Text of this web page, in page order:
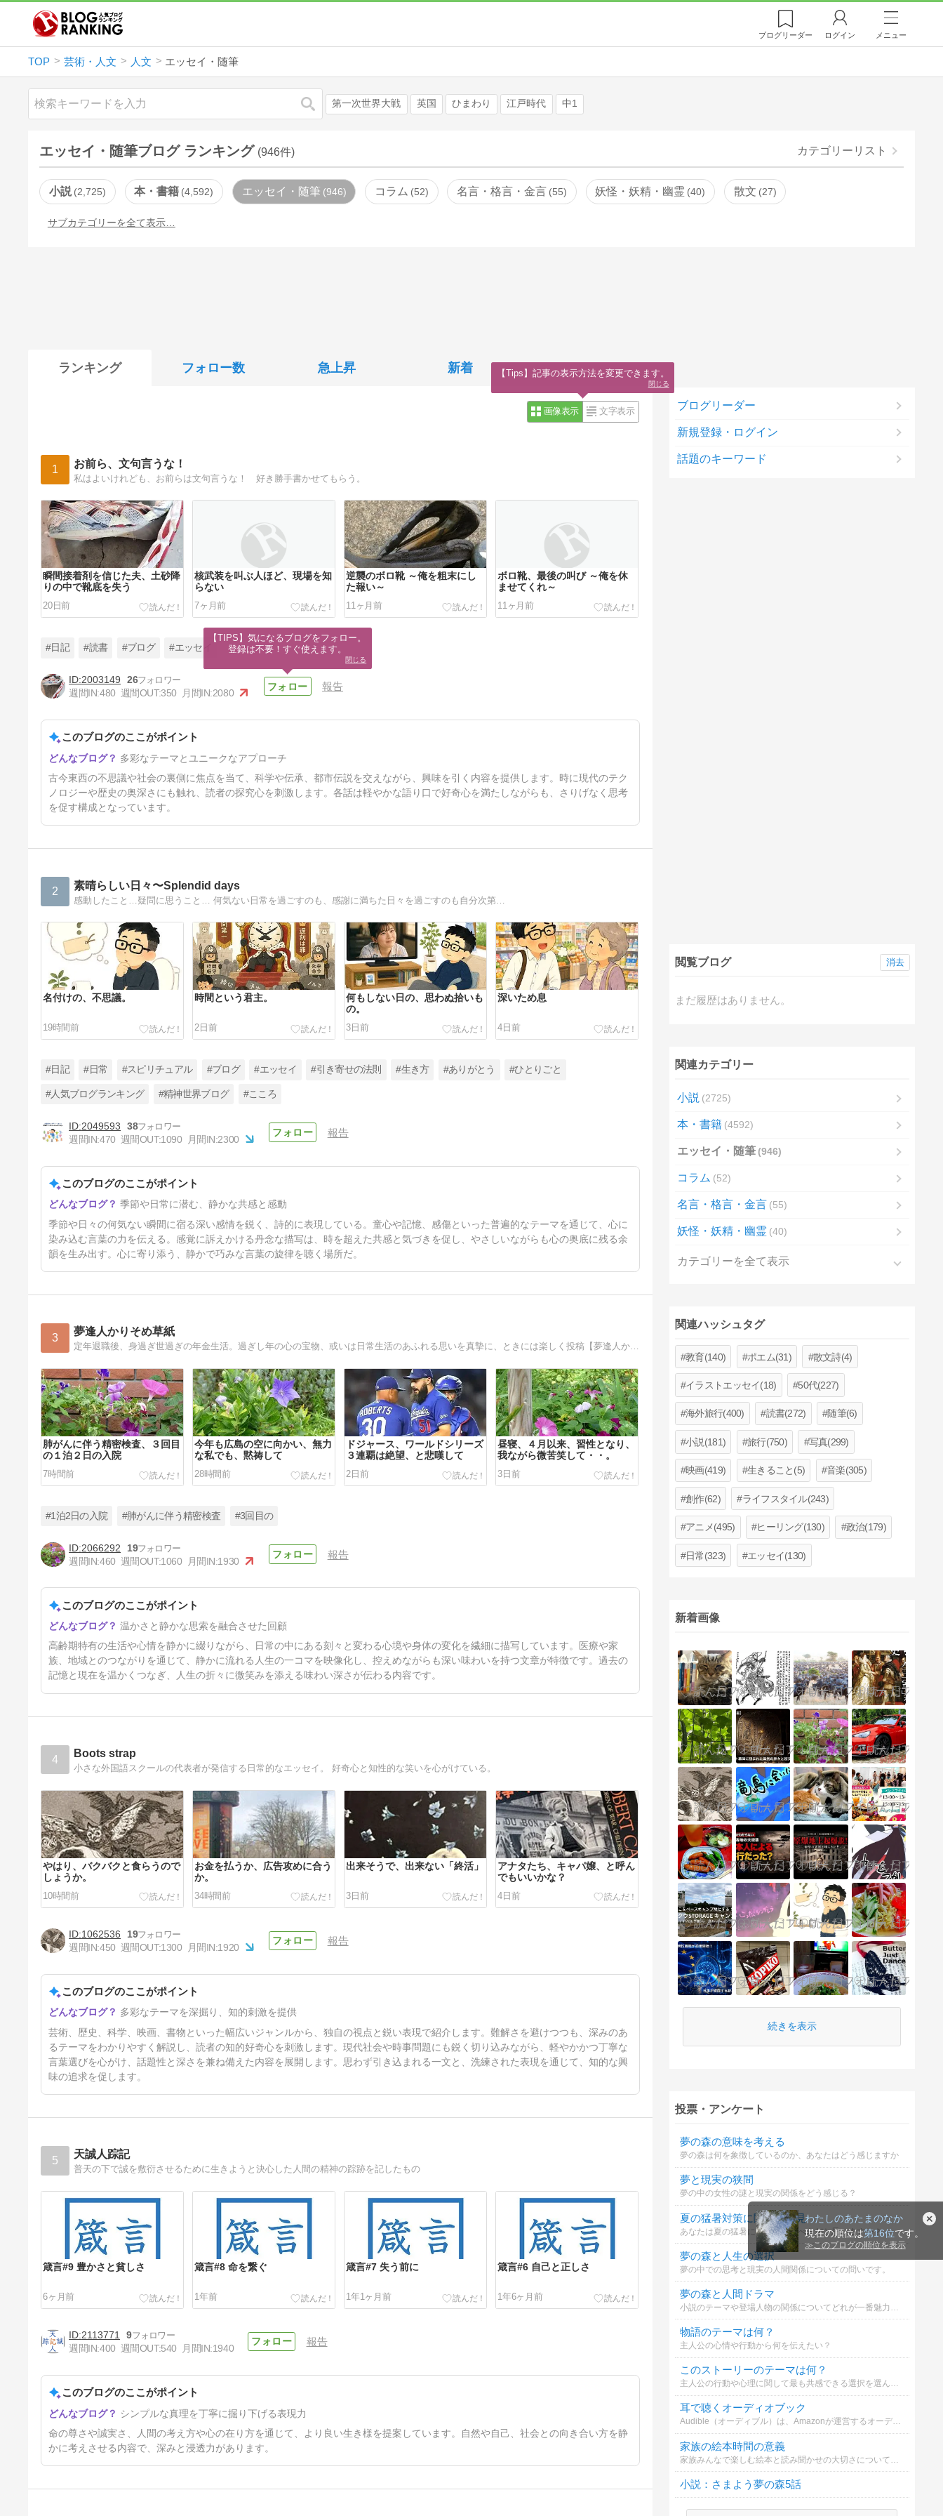
わたしのあたまのなか
現在の順位は第16位です。
≫ このブログの順位を表示
ブログリーダー ログイン メニュー
TOP 芸術・人文 人文 エッセイ・随筆
検索 第一次世界大戦 英国 ひまわり 江戸時代 中1
エッセイ・随筆ブログ ランキング (946件) カテゴリーリスト
小説 2,725 本・書籍 4,592 エッセイ・随筆 946 コラム 52 名言・格言・金言 55 妖怪・妖精・幽霊 40 散文 27
サブカテゴリーを全て表示…
ランキング フォロー数 急上昇 新着
画像表示 文字表示
1 お前ら、文句言うな！
私はよいけれども、お前らは文句言うな！ 好き勝手書かせてもらう。
瞬間接着剤を信じた夫、土砂降
りの中で靴底を失う
20日前
核武装を叫ぶ人ほど、現場を知
らない
7ヶ月前
逆襲のボロ靴 ～俺を粗末にし
た報い～
11ヶ月前
ボロ靴、最後の叫び ～俺を休
ませてくれ～
11ヶ月前
～ボロ靴のベロ～ン地獄編～
11ヶ月前
#日記 #読書 #ブログ #エッセイ
2003149
26
週間IN:480 週間OUT:350 月間IN:2080
報告
このブログのここがポイント
多彩なテーマとユニークなアプローチ
古今東西の不思議や社会の裏側に焦点を当て、科学や伝承、都市伝説を交えながら、興味を引く内容を提供します。時に現代のテク
ノロジーや歴史の奥深さにも触れ、読者の探究心を刺激します。各話は軽やかな語り口で好奇心を満たしながらも、さりげなく思考
を促す構成となっています。
2 素晴らしい日々〜Splendid days
感動したこと…疑問に思うこと… 何気ない日常を過ごすのも、感謝に満ちた日々を過ごすのも自分次第…
名付けの、不思議。
19時間前
時間という君主。
2日前
何もしない日の、思わぬ拾いも
の。
3日前
深いため息
4日前
蝉の声と頭の中の声
#日記 #日常 #スピリチュアル #ブログ #エッセイ #引き寄せの法則 #生き方 #ありがとう #ひとりごと
#人気ブログランキング #精神世界ブログ #こころ
2049593
38
週間IN:470 週間OUT:1090 月間IN:2300
報告
このブログのここがポイント
季節や日常に潜む、静かな共感と感動
季節や日々の何気ない瞬間に宿る深い感情を鋭く、詩的に表現している。童心や記憶、感傷といった普遍的なテーマを通じて、心に
染み込む言葉の力を伝える。感覚に訴えかける丹念な描写は、時を超えた共感と気づきを促し、やさしいながらも心の奥底に残る余
韻を生み出す。心に寄り添う、静かで巧みな言葉の旋律を聴く場所だ。
3 夢逢人かりそめ草紙
定年退職後、身過ぎ世過ぎの年金生活。過ぎし年の心の宝物、或いは日常生活のあふれる思いを真摯に、ときには楽しく投稿【夢逢人かりそめ草紙 】
肺がんに伴う精密検査、３回目
の１泊２日の入院
7時間前
今年も広島の空に向かい、無力
な私でも、黙祷して
28時間前
ドジャース、ワールドシリーズ
３連覇は絶望、と悲嘆して
2日前
昼寝、４月以来、習性となり、
我ながら微苦笑して・・。
3日前
０万人時代」、私は学び、溜息
を重ねて
4日前
#1泊2日の入院 #肺がんに伴う精密検査 #3回目の
2066292
19
週間IN:460 週間OUT:1060 月間IN:1930
報告
このブログのここがポイント
温かさと静かな思索を融合させた回顧
高齢期特有の生活や心情を静かに綴りながら、日常の中にある刻々と変わる心境や身体の変化を繊細に描写しています。医療や家
族、地域とのつながりを通じて、静かに流れる人生の一コマを映像化し、控えめながらも深い味わいを持つ文章が特徴です。過去の
記憶と現在を温かくつなぎ、人生の折々に微笑みを添える味わい深さが伝わる内容です。
4 Boots strap
小さな外国語スクールの代表者が発信する日常的なエッセイ。 好奇心と知性的な笑いを心がけている。
やはり、バクバクと食らうので
しょうか。
10時間前
お金を払うか、広告攻めに合う
か。
34時間前
出来そうで、出来ない「終活」
3日前
アナタたち、キャパ嬢、と呼ん
でもいいかな？
4日前
オトコはオンナに、あやつられ
人生。
5日前
1062536
19
週間IN:450 週間OUT:1300 月間IN:1920
報告
このブログのここがポイント
多彩なテーマを深掘り、知的刺激を提供
芸術、歴史、科学、映画、書物といった幅広いジャンルから、独自の視点と鋭い表現で紹介します。難解さを避けつつも、深みのあ
るテーマをわかりやすく解説し、読者の知的好奇心を刺激します。現代社会や時事問題にも鋭く切り込みながら、軽やかかつ丁寧な
言葉選びを心がけ、話題性と深さを兼ね備えた内容を展開します。思わず引き込まれる一文と、洗練された表現を通じて、知的な興
味の追求を促します。
5 天誠人踪記
普天の下で誠を敷衍させるために生きようと決心した人間の精神の踪跡を記したもの
箴言#9 豊かさと貧しさ
6ヶ月前
箴言#8 命を繋ぐ
1年前
箴言#7 失う前に
1年1ヶ月前
箴言#6 自己と正しさ
1年6ヶ月前
随想#3 「進歩」の先にあるも
の
2年2ヶ月前
2113771
9
週間IN:400 週間OUT:540 月間IN:1940
報告
このブログのここがポイント
シンプルな真理を丁寧に掘り下げる表現力
命の尊さや誠実さ、人間の考え方や心の在り方を通じて、より良い生き様を提案しています。自然や自己、社会との向き合い方を静
かに考えさせる内容で、深みと浸透力があります。
ブログリーダー
新規登録・ログイン
話題のキーワード
閲覧ブログ
まだ履歴はありません。
消去
関連カテゴリー
小説 2725
本・書籍 4592
エッセイ・随筆 946
コラム 52
名言・格言・金言 55
妖怪・妖精・幽霊 40
カテゴリーを全て表示
関連ハッシュタグ
教育(140) ポエム(31) 散文詩(4)
イラストエッセイ(18) 50代(227)
海外旅行(400) 読書(272) 随筆(6)
小説(181) 旅行(750) 写真(299)
映画(419) 生きること(5) 音楽(305)
創作(62) ライフスタイル(243)
アニメ(495) ヒーリング(130) 政治(179)
日常(323) エッセイ(130)
新着画像
続きを表示
投票・アンケート
夢の森の意味を考える
夢の森は何を象徴しているのか、あなたはどう感じますか
夢と現実の狭間
夢の中の女性の謎と現実の関係をどう感じる？
夏の猛暑対策に関する意見
あなたは夏の猛暑にどう対処すべきだと思いますか？
夢の森と人生の選択
夢の中での思考と現実の人間関係についての問いです。
夢の森と人間ドラマ
小説のテーマや登場人物の関係についてどれが一番魅力的か選んでください。
物語のテーマは何？
主人公の心情や行動から何を伝えたい？
このストーリーのテーマは何？
主人公の行動や心理に関して最も共感できる選択を選んでください。
耳で聴くオーディオブック
Audible（オーディブル）は、Amazonが運営するオーディオブック・サービスです。プロのナレーターや人気声優が朗読してくれる本を、スマホやタブレットで気軽に「耳から」楽しめます。
家族の絵本時間の意義
小説：さまよう夢の森5話
【TIPS】気になるブログをフォロー。
登録は不要！すぐ使えます。
閉じる
【Tips】記事の表示方法を変更できます。
閉じる